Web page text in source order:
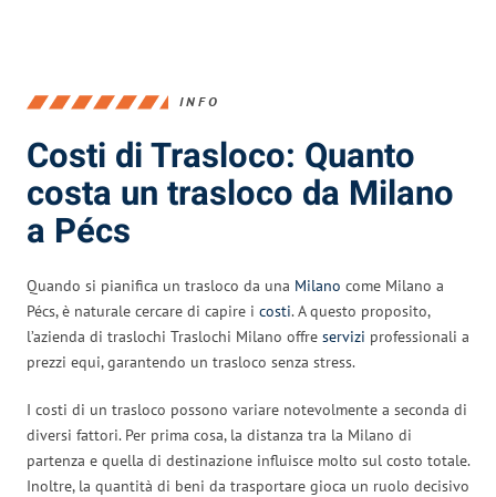
INFO
Costi di Trasloco: Quanto
costa un trasloco da Milano
a Pécs
Quando si pianifica un trasloco da una Milano come Milano a
Pécs, è naturale cercare di capire i costi. A questo proposito,
l’azienda di traslochi Traslochi Milano offre servizi professionali a
prezzi equi, garantendo un trasloco senza stress.
I costi di un trasloco possono variare notevolmente a seconda di
diversi fattori. Per prima cosa, la distanza tra la Milano di
partenza e quella di destinazione influisce molto sul costo totale.
Inoltre, la quantità di beni da trasportare gioca un ruolo decisivo